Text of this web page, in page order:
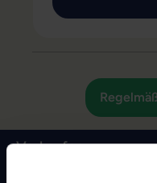
Verkaufen